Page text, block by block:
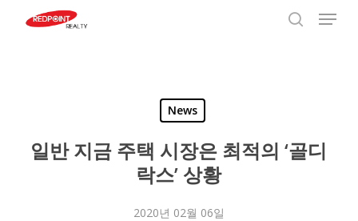
Menu
News
일반 지금 주택 시장은 최적의 ‘골디
락스’ 상황
2020년 02월 06일